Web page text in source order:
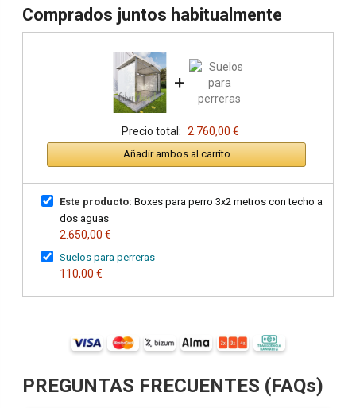
Comprados juntos habitualmente
+
Precio total: 2.760,00 €
Añadir ambos al carrito
Este producto: Boxes para perro 3x2 metros con techo a
dos aguas
2.650,00 €
Suelos para perreras
110,00 €
PREGUNTAS FRECUENTES (FAQs)